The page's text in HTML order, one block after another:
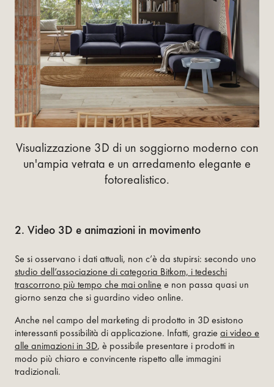
Visualizzazione 3D di un soggiorno moderno con
un'ampia vetrata e un arredamento elegante e
fotorealistico.
2. Video 3D e animazioni in movimento
Se si osservano i dati attuali, non c’è da stupirsi: secondo uno
studio dell’associazione di categoria Bitkom, i tedeschi
trascorrono più tempo che mai online e non passa quasi un
giorno senza che si guardino video online.
Anche nel campo del marketing di prodotto in 3D esistono
interessanti possibilità di applicazione. Infatti, grazie ai video e
alle animazioni in 3D, è possibile presentare i prodotti in
modo più chiaro e convincente rispetto alle immagini
tradizionali.